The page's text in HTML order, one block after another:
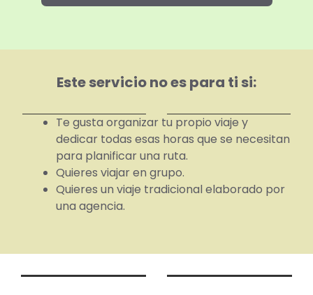
Este servicio no es para ti si:
Te gusta organizar tu propio viaje y
dedicar todas esas horas que se necesitan
para planificar una ruta.
Quieres viajar en grupo.
Quieres un viaje tradicional elaborado por
una agencia.